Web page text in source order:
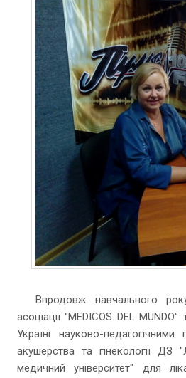
Впродовж навчального
асоціації "MEDICOS DEL
Україні науково-
акушерства та гінекології ДЗ
медичний університет" для